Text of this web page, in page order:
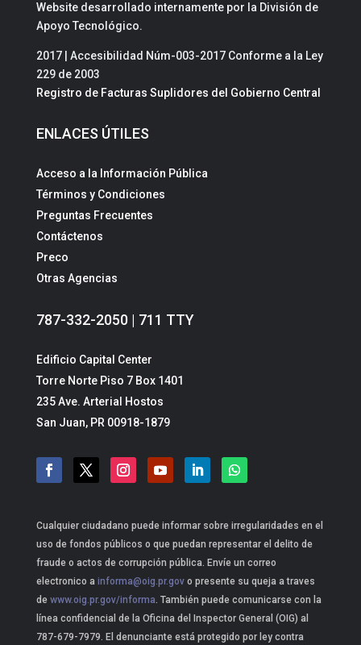
Website desarrollado internamente por la División de
Apoyo Tecnológico.
2017 | Accesibilidad Núm-003-2017 Conforme a la Ley
229 de 2003
Registro de Facturas Suplidores del Gobierno Central
ENLACES ÚTILES
Acceso a la Información Pública
Términos y Condiciones
Preguntas Frecuentes
Contáctenos
Preco
Otras Agencias
787-332-2050 | 711 TTY
Edificio Capital Center
Torre Norte Piso 7 Box 1401
235 Ave. Arterial Hostos
San Juan, PR 00918-1879
Cualquier ciudadano puede informar sobre irregularidades en el
uso de fondos públicos o que puedan representar el delito de
fraude o actos de corrupción pública. Envíe un correo
electronico a informa@oig.pr.govo presente su queja a traves
dewww.oig.pr.gov/informa. También puede comunicarse con la
línea confidencial de la Oficina del Inspector General (OIG) al
787-679-7979. El denunciante está protegido por ley contra